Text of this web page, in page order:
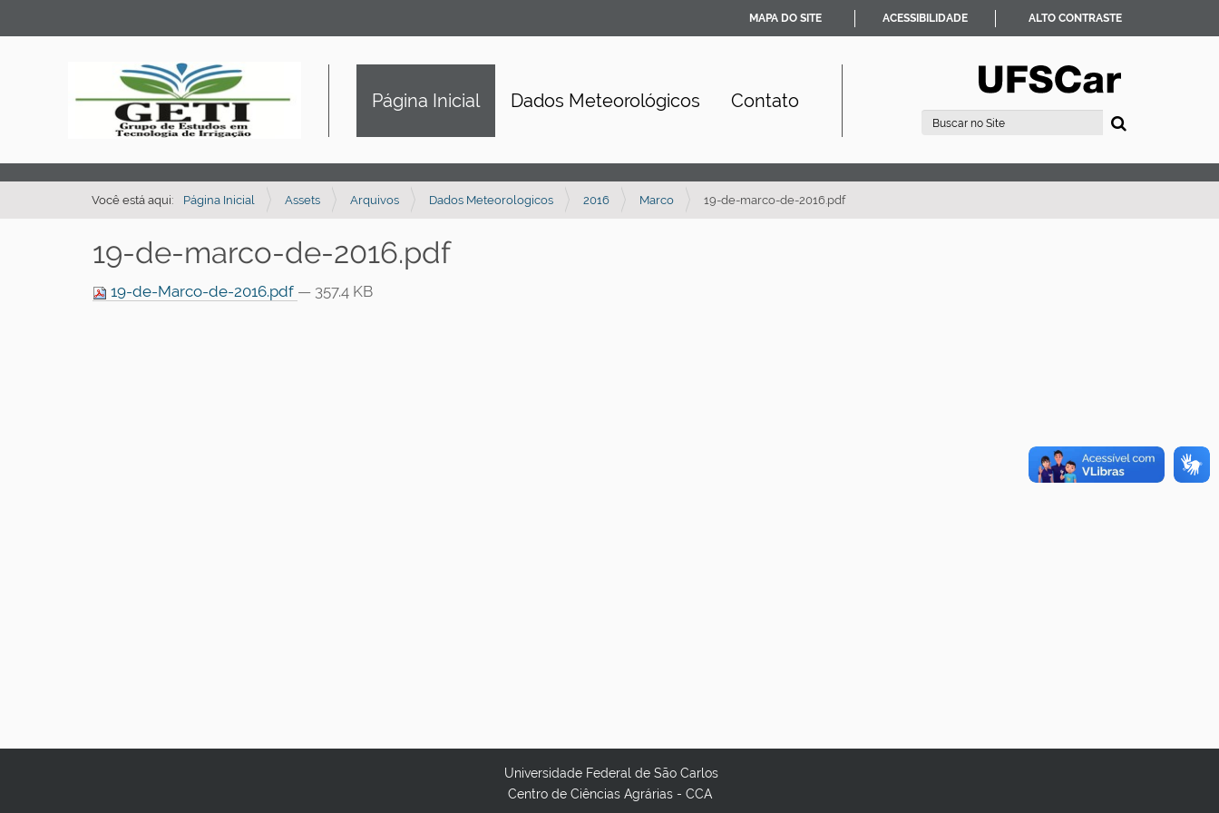
MAPA DO SITE ACESSIBILIDADE ALTO CONTRASTE
Busca
Página Inicial Dados Meteorológicos Contato
Você está aqui: Página Inicial Assets Arquivos Dados Meteorologicos 2016 Marco 19-de-marco-de-2016.pdf
19-de-marco-de-2016.pdf
19-de-Marco-de-2016.pdf — 357.4 KB
Universidade Federal de São Carlos
Centro de Ciências Agrárias - CCA